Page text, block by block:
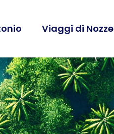
Viaggi di Nozze